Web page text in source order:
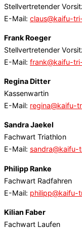
Stellvertretender
E-Mail: claus@kaifu-
Frank Roeger
Stellvertretender
E-Mail: frank@kaifu-
Regina Ditter
Kassenwartin
E-Mail: regina@kaifu-
Sandra Jaekel
Fachwart Triathlon
E-Mail: sandra@kaifu-
Philipp Ranke
Fachwart Radfahren
E-Mail: philipp@kaifu-
Kilian Faber
Fachwart Laufen